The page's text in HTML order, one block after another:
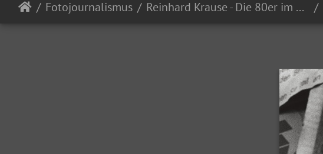
Fotojournalismus Reinhard Krause - Die 80er im Ruhrgebiet